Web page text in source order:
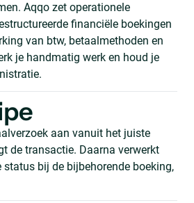
Aqqo zet operationele
financiële boekingen
van btw, betaalmethoden en
je handmatig werk en houd je
aan vanuit het juiste
de transactie. Daarna verwerkt
status bij de bijbehorende boeking,